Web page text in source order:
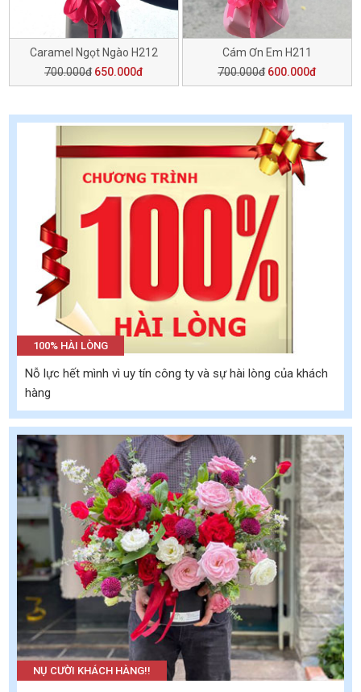
Caramel Ngọt Ngào H212
700.000đ 650.000đ
Cám Ơn Em H211
700.000đ 600.000đ
100% HÀI LÒNG
Nỗ lực hết mình vì uy tín công ty và sự hài lòng của khách
hàng
NỤ CƯỜI KHÁCH HÀNG!!